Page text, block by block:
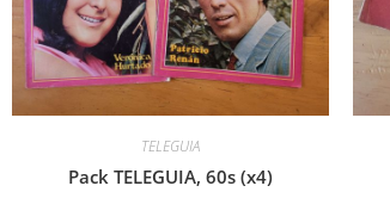
TELEGUIA
Pack TELEGUIA, 60s (x4)